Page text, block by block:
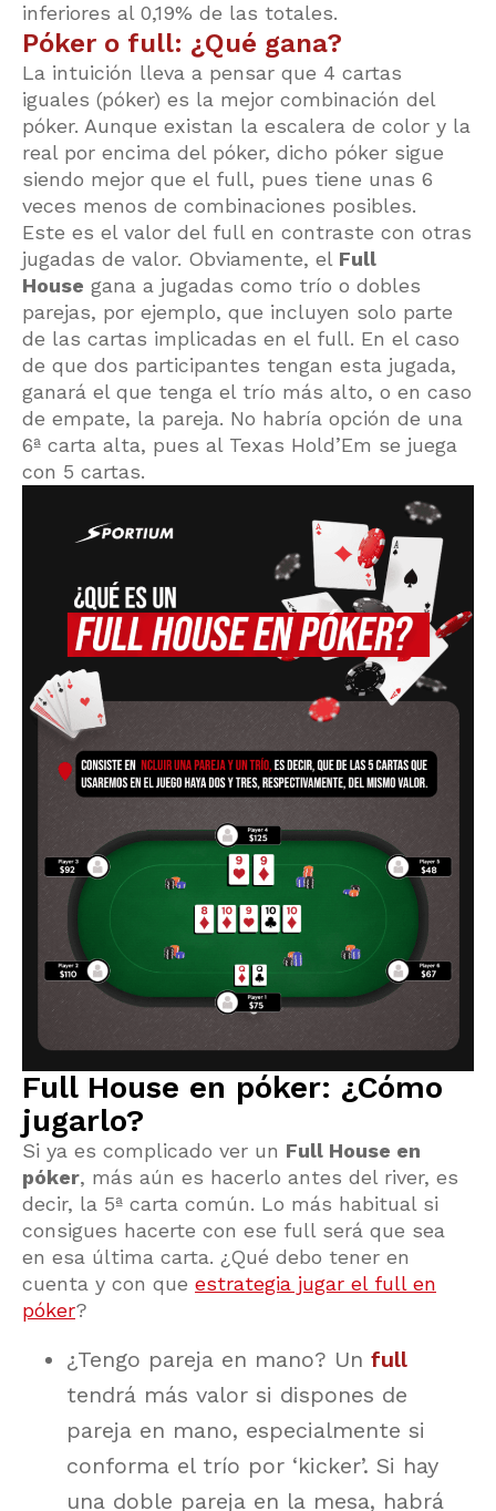
inferiores al 0,19% de las totales.
Póker o full: ¿Qué gana?
La intuición lleva a pensar que 4 cartas
iguales (póker) es la mejor combinación del
póker. Aunque existan la escalera de color y la
real por encima del póker, dicho póker sigue
siendo mejor que el full, pues tiene unas 6
veces menos de combinaciones posibles.
Este es el valor del full en contraste con otras
jugadas de valor. Obviamente, el Full
House gana a jugadas como trío o dobles
parejas, por ejemplo, que incluyen solo parte
de las cartas implicadas en el full. En el caso
de que dos participantes tengan esta jugada,
ganará el que tenga el trío más alto, o en caso
de empate, la pareja. No habría opción de una
6ª carta alta, pues al Texas Hold’Em se juega
con 5 cartas.
Full House en póker: ¿Cómo
jugarlo?
Si ya es complicado ver un Full House en
póker, más aún es hacerlo antes del river, es
decir, la 5ª carta común. Lo más habitual si
consigues hacerte con ese full será que sea
en esa última carta. ¿Qué debo tener en
cuenta y con que estrategia jugar el full en
póker?
¿Tengo pareja en mano? Un full
tendrá más valor si dispones de
pareja en mano, especialmente si
conforma el trío por ‘kicker’. Si hay
una doble pareja en la mesa, habrá